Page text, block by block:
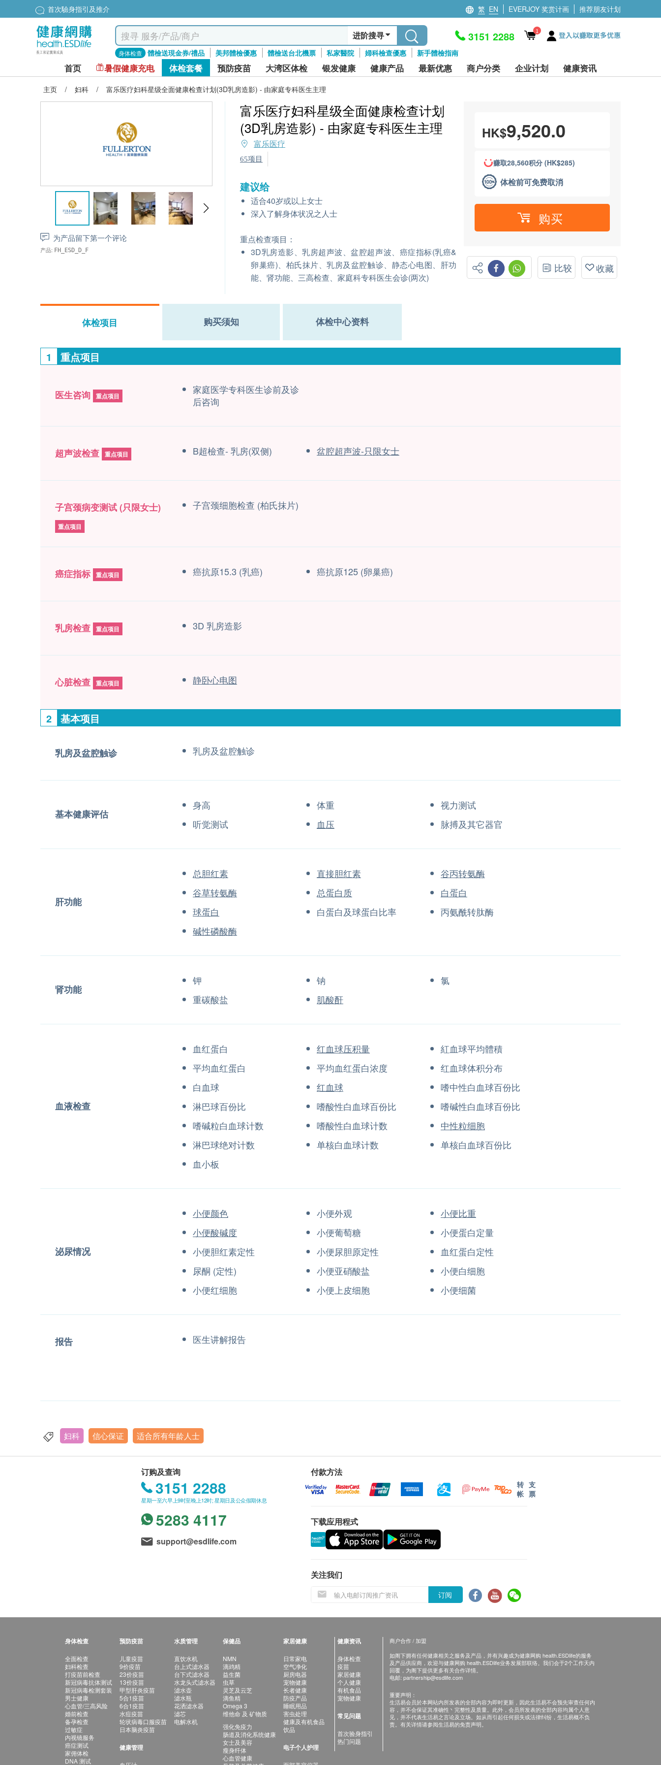
首次驗身指引及推介 繁 EN EVERJOY 奖赏计画 推荐朋友计划
进阶搜寻
身体检查 體檢送現金券/禮品 美邦體檢優惠 體檢送台北機票 私家醫院 婦科檢查優惠 新手體檢指南
3151 2288 1 登入以赚取更多优惠
首页 暑假健康充电 体检套餐 预防疫苗 大湾区体检 银发健康 健康产品 最新优惠 商户分类 企业计划 健康资讯
主页 / 妇科 / 富乐医疗妇科星级全面健康检查计划(3D乳房造影) - 由家庭专科医生主理
为产品留下第一个评论
产品: FH_ESD_D_F
富乐医疗妇科星级全面健康检查计划
(3D乳房造影) - 由家庭专科医生主理
富乐医疗
65项目
建议给
适合40岁或以上女士
深入了解身体状况之人士
重点检查项目：
3D乳房造影、乳房超声波、盆腔超声波、癌症指标(乳癌&
卵巢癌)、柏氏抹片、乳房及盆腔触诊、静态心电图、肝功
能、肾功能、三高检查、家庭科专科医生会诊(两次)
HK$9,520.0
赚取28,560积分 (HK$285)
体检前可免费取消
购买
比较 收藏
体检项目 购买须知 体检中心资料
1 重点项目
医生咨询 重点项目
家庭医学专科医生诊前及诊
后咨询
超声波检查 重点项目 B超檢查- 乳房(双侧) 盆腔超声波-只限女士
子宫颈病变测试 (只限女士)
重点项目
子宫颈细胞检查 (柏氏抹片)
癌症指标 重点项目 癌抗原15.3 (乳癌) 癌抗原125 (卵巢癌)
乳房检查 重点项目 3D 乳房造影
心脏检查 重点项目 静卧心电图
2 基本项目
乳房及盆腔触诊 乳房及盆腔触诊
基本健康评估
身高 体重
视力测试
听觉测试
血压 脉搏及其它器官
肝功能
总胆红素 直接胆红素
谷丙转氨酶
谷草转氨酶
总蛋白质
白蛋白
球蛋白
白蛋白及球蛋白比率
丙氨酰转肽酶
碱性磷酸酶
肾功能
钾 钠
氯
重碳酸盐
肌酸酐
血液检查
血红蛋白 红血球压积量
紅血球平均體積
平均血红蛋白
平均血红蛋白浓度
红血球体积分布
白血球
红血球
嗜中性白血球百份比
淋巴球百份比
嗜酸性白血球百份比
嗜碱性白血球百份比
嗜碱粒白血球计数
嗜酸性白血球计数
中性粒细胞
淋巴球绝对计数
单核白血球计数
单核白血球百份比
血小板
泌尿情况
小便颜色 小便外观
小便比重
小便酸碱度
小便葡萄糖
小便蛋白定量
小便胆红素定性
小便尿胆原定性
血红蛋白定性
尿酮 (定性)
小便亚硝酸盐
小便白细胞
小便红细胞
小便上皮细胞 小便细菌
报告 医生讲解报告
妇科 信心保证 适合所有年龄人士
订购及查询
3151 2288
星期一至六早上9时至晚上12时; 星期日及公众假期休息
5283 4117
support@esdlife.com
付款方法
转
帐
支
票
下载应用程式
关注我们
订阅
身体检查
全面检查
妇科检查
打疫苗前检查
新冠病毒抗体测试
新冠病毒检测套装
男士健康
心血管/三高风险
婚前检查
备孕检查
过敏症
内视镜服务
癌症测试
家佣体检
DNA 测试
预防疫苗
儿童疫苗
9价疫苗
23价疫苗
13价疫苗
甲型肝炎疫苗
5合1疫苗
6合1疫苗
水痘疫苗
轮状病毒口服疫苗
日本脑炎疫苗
健康管理
水质管理
直饮水机
台上式滤水器
台下式滤水器
水龙头式滤水器
滤水壶
滤水瓶
花洒滤水器
滤芯
电解水机
保健品
NMN
滴鸡精
益生菌
虫草
灵芝及云芝
滴鱼精
Omega 3
维他命 及 矿物质
强化免疫力
肠道及消化系统健康
女士及美容
瘦身纤体
心血管健康
家居健康
日常家电
空气净化
厨房电器
宠物健康
长者健康
防疫产品
睡眠用品
害虫处理
健康及有机食品
饮品
电子个人护理
健康资讯
身体检查
疫苗
家居健康
个人健康
有机食品
宠物健康
常见问题
首次验身指引
热门问题
商户合作 / 加盟
如阁下拥有任何健康相关之服务及产品，并有兴趣成为健康网购 health.ESDlife的服务
及产品供应商，欢迎与健康网购 health.ESDlife业务发展部联络。我们会于2个工作天内
回覆，为阁下提供更多有关合作详情。
电邮: partnership@esdlife.com
重要声明：
生活易会员於本网站内所发表的全部内容为即时更新，因此生活易不会预先审查任何内
容，并不会保证其准确性丶完整性及质量。此外，会员所发表的全部内容均属个人意
见，并不代表生活易之言论及立场。如从而引起任何损失或法律纠纷，生活易概不负
责。有关详情请参阅生活易的免责声明。